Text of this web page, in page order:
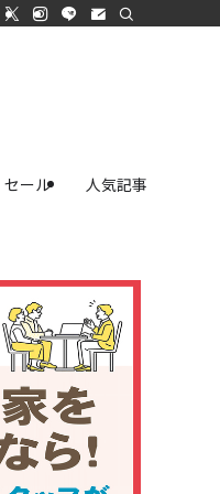
セール 人気記事